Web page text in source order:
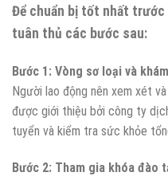
Để chuẩn bị tốt nhất trước
tuân thủ các bước sau:
Bước 1: Vòng sơ loại và
Người lao động nên xem xét
được giới thiệu bởi công ty
tuyển và kiểm tra sức khỏe
Bước 2: Tham gia khóa đào